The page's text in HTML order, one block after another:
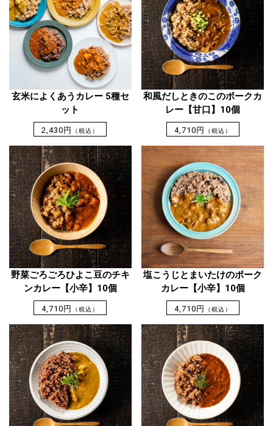
玄米によくあうカレー 5種セ
ット
2,430円 （税込）
和風だしときのこのポークカ
レー【甘口】10個
4,710円 （税込）
野菜ごろごろひよこ豆のチキ
ンカレー【小辛】10個
4,710円 （税込）
塩こうじとまいたけのポーク
カレー【小辛】10個
4,710円 （税込）